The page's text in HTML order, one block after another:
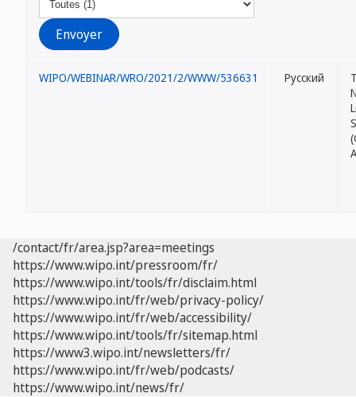
WIPO/WEBINAR/WRO/2021/2/WWW/536631 Русский
/contact/fr/area.jsp?area=meetings
https://www.wipo.int/pressroom/fr/
https://www.wipo.int/tools/fr/disclaim.html
https://www.wipo.int/fr/web/privacy-policy/
https://www.wipo.int/fr/web/accessibility/
https://www.wipo.int/tools/fr/sitemap.html
https://www3.wipo.int/newsletters/fr/
https://www.wipo.int/fr/web/podcasts/
https://www.wipo.int/news/fr/